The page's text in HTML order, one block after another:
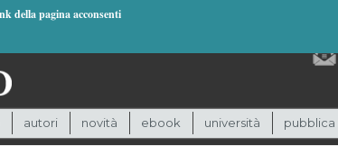
della pagina acconsenti
autori novità ebook università pubblica